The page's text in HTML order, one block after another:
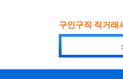
구인구직 직거래